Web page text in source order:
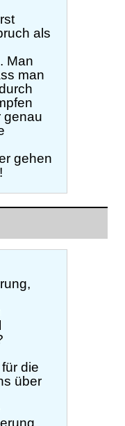
als
Man
man
genau
gehen
die
über